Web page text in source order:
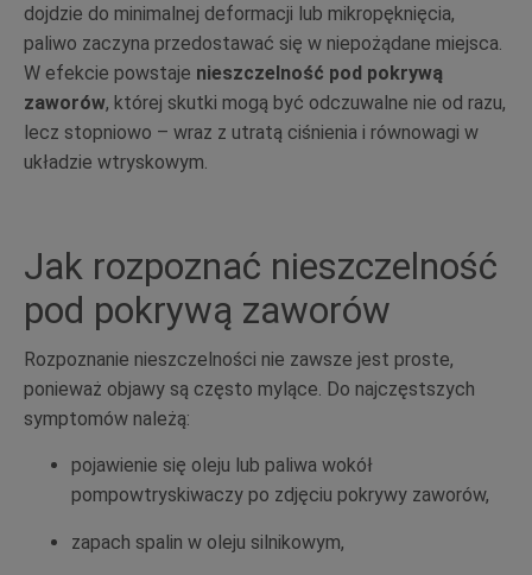
dojdzie do minimalnej deformacji lub mikropęknięcia,
paliwo zaczyna przedostawać się w niepożądane miejsca.
W efekcie powstaje nieszczelność pod pokrywą
zaworów, której skutki mogą być odczuwalne nie od razu,
lecz stopniowo – wraz z utratą ciśnienia i równowagi w
układzie wtryskowym.
Jak rozpoznać nieszczelność
pod pokrywą zaworów
Rozpoznanie nieszczelności nie zawsze jest proste,
ponieważ objawy są często mylące. Do najczęstszych
symptomów należą:
pojawienie się oleju lub paliwa wokół
pompowtryskiwaczy po zdjęciu pokrywy zaworów,
zapach spalin w oleju silnikowym,